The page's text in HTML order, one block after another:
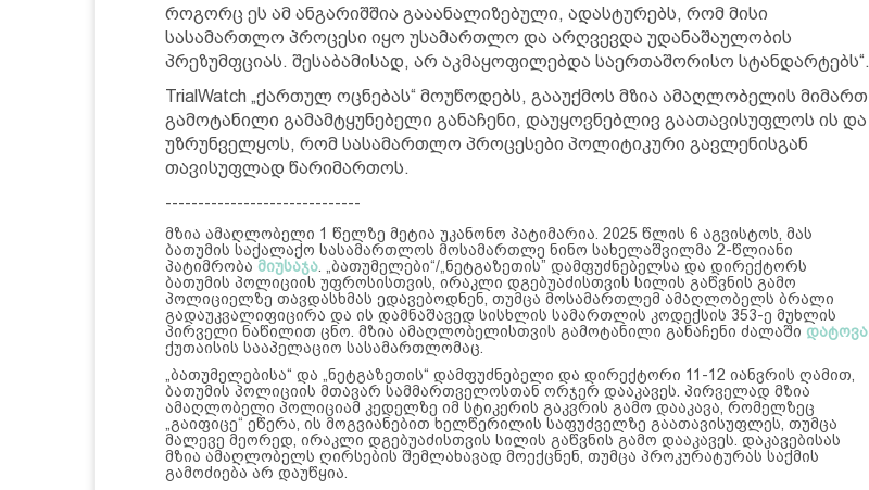
როგორც ეს ამ ანგარიშშია გააანალიზებული, ადასტურებს, რომ მისი
სასამართლო პროცესი იყო უსამართლო და არღვევდა უდანაშაულობის
პრეზუმფციას. შესაბამისად, არ აკმაყოფილებდა საერთაშორისო სტანდარტებს“.
TrialWatch „ქართულ ოცნებას“ მოუწოდებს, გააუქმოს მზია ამაღლობელის მიმართ
გამოტანილი გამამტყუნებელი განაჩენი, დაუყოვნებლივ გაათავისუფლოს ის და
უზრუნველყოს, რომ სასამართლო პროცესები პოლიტიკური გავლენისგან
თავისუფლად წარიმართოს.
------------------------------
მზია ამაღლობელი 1 წელზე მეტია უკანონო პატიმარია. 2025 წლის 6 აგვისტოს, მას
ბათუმის საქალაქო სასამართლოს მოსამართლე ნინო სახელაშვილმა 2-წლიანი
პატიმრობა მიუსაჯა . „ბათუმელები“/„ნეტგაზეთის” დამფუძნებელსა და დირექტორს
ბათუმის პოლიციის უფროსისთვის, ირაკლი დგებუაძისთვის სილის გაწვნის გამო
პოლიციელზე თავდასხმას ედავებოდნენ, თუმცა მოსამართლემ ამაღლობელს ბრალი
გადაუკვალიფიცირა და ის დამნაშავედ სისხლის სამართლის კოდექსის 353-ე მუხლის
პირველი ნაწილით ცნო. მზია ამაღლობელისთვის გამოტანილი განაჩენი ძალაში დატოვა
ქუთაისის სააპელაციო სასამართლომაც.
„ბათუმელებისა“ და „ნეტგაზეთის“ დამფუძნებელი და დირექტორი 11-12 იანვრის ღამით,
ბათუმის პოლიციის მთავარ სამმართველოსთან ორჯერ დააკავეს. პირველად მზია
ამაღლობელი პოლიციამ კედელზე იმ სტიკერის გაკვრის გამო დააკავა, რომელზეც
„გაიფიცე“ ეწერა, ის მოგვიანებით ხელწერილის საფუძველზე გაათავისუფლეს, თუმცა
მალევე მეორედ, ირაკლი დგებუაძისთვის სილის გაწვნის გამო დააკავეს. დაკავებისას
მზია ამაღლობელს ღირსების შემლახავად მოექცნენ, თუმცა პროკურატურას საქმის
გამოძიება არ დაუწყია.